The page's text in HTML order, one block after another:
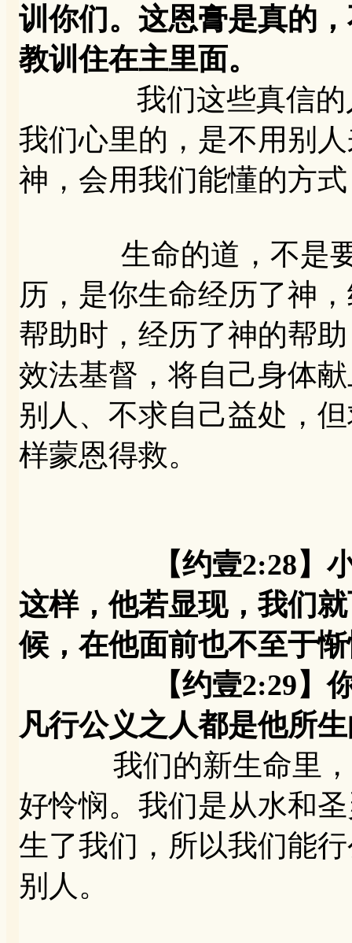
训你们。这恩膏是真的
教训住在主里面。
我们这些真信的人
我们心里的，是不用别
神，会用我们能懂的方
生命的道，不是要
历，是你生命经历了神
帮助时，经历了神的帮
效法基督，将自己身体
别人、不求自己益处，
样蒙恩得救。
【约壹2:28】
这样，他若显现，我们
候，在他面前也不至于
【约壹2:29】你们
凡行公义之人都是他所
我们的新生命里，就
好怜悯。我们是从水和
生了我们，所以我们能
别人。